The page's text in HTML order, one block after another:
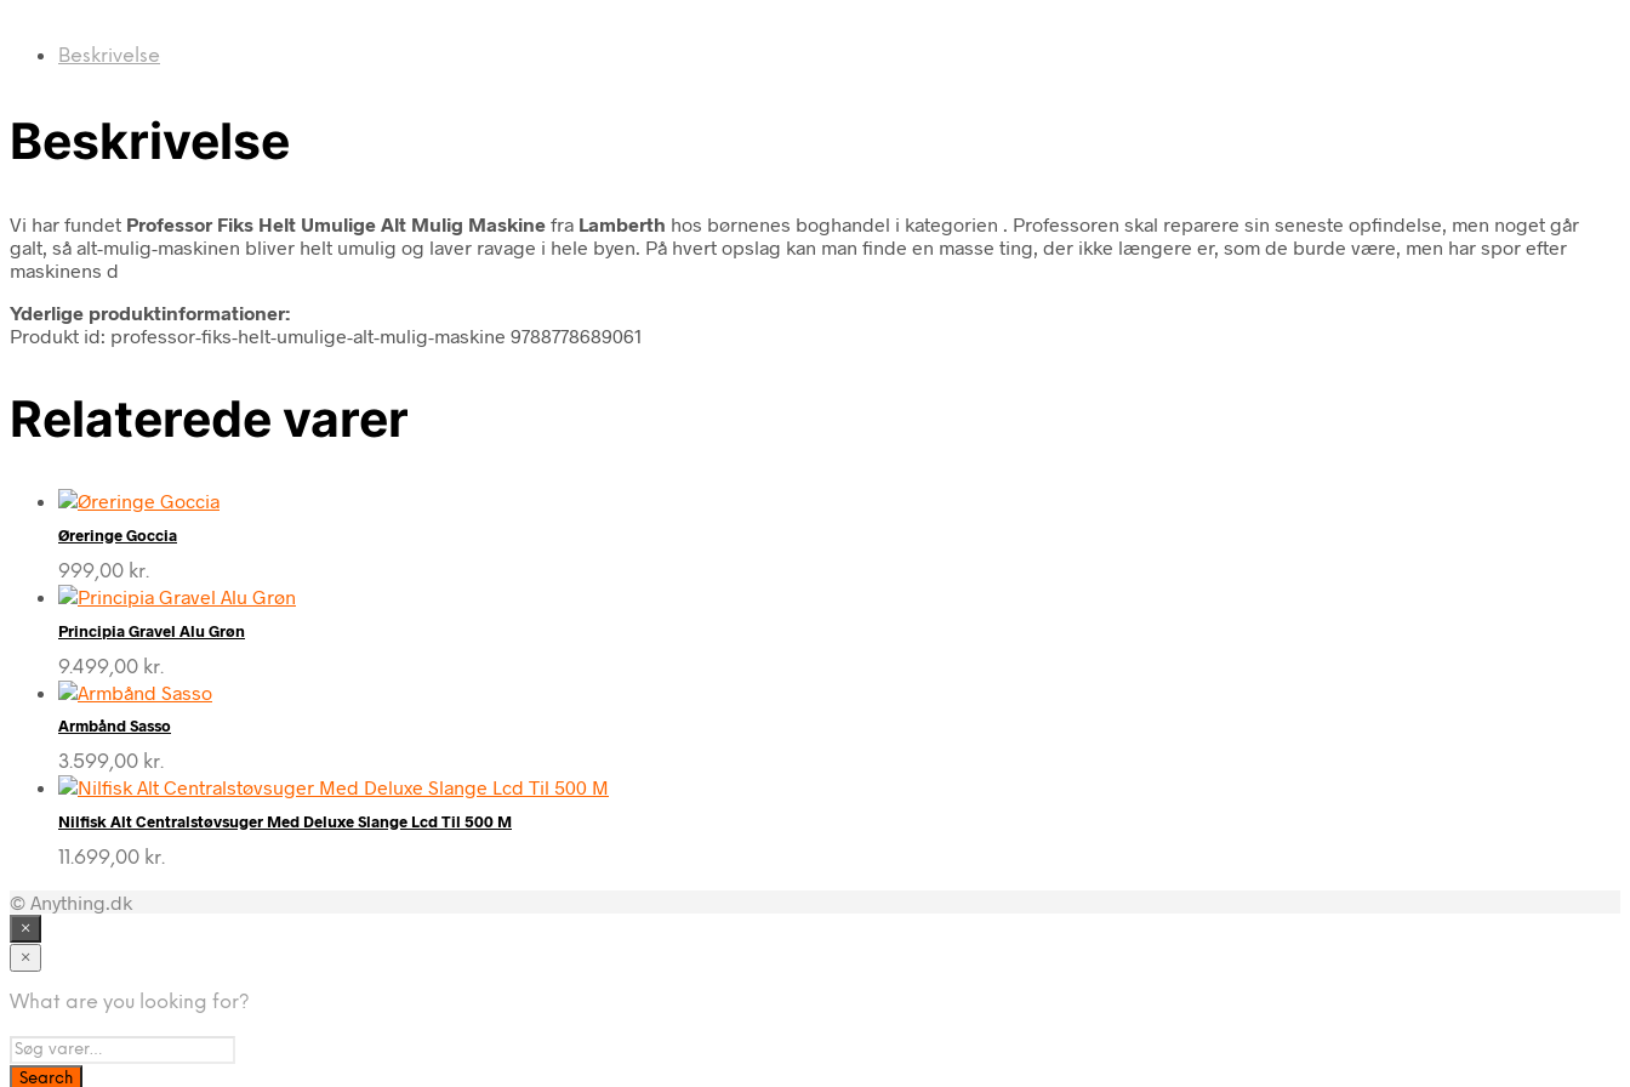
Beskrivelse
Beskrivelse
Vi har fundet Professor Fiks Helt Umulige Alt Mulig Maskine fra Lamberth hos børnenes boghandel i kategorien
. Professoren skal reparere sin seneste opfindelse, men noget går
galt, så alt-mulig-maskinen bliver helt umulig og laver ravage i hele byen. På hvert opslag kan man finde en masse ting, der ikke længere er, som de burde være, men har spor efter
maskinens d
Yderlige produktinformationer:
Produkt id: professor-fiks-helt-umulige-alt-mulig-maskine 9788778689061
Relaterede varer
Øreringe Goccia
999,00 kr.
Principia Gravel Alu Grøn
9.499,00 kr.
Armbånd Sasso
3.599,00 kr.
Nilfisk Alt Centralstøvsuger Med Deluxe Slange Lcd Til 500 M
11.699,00 kr.
© Anything.dk
×
×
What are you looking for?